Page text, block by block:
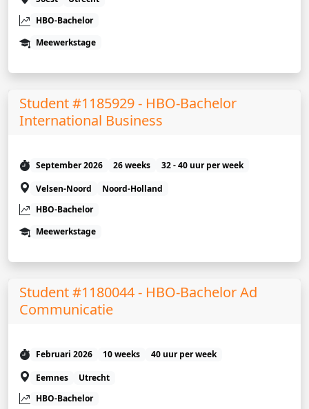
HBO-Bachelor
Meewerkstage
Student #1185929 - HBO-Bachelor
International Business
September 2026 26 weeks
32 - 40 uur per week
Velsen-Noord
Noord-Holland
HBO-Bachelor
Meewerkstage
Student #1180044 - HBO-Bachelor Ad
Communicatie
Februari 2026 10 weeks
40 uur per week
Eemnes
Utrecht
HBO-Bachelor